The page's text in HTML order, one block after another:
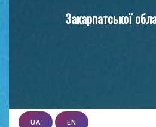
Закарпатської
UA EN